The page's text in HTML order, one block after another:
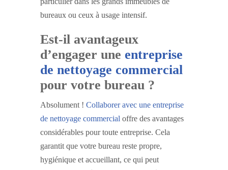
bureaux ou ceux à usage intensif.
Est-il avantageux
d’engager une entreprise
de nettoyage commercial
pour votre bureau ?
Absolument ! Collaborer avec une entreprise
de nettoyage commercial offre des avantages
considérables pour toute entreprise. Cela
garantit que votre bureau reste propre,
hygiénique et accueillant, ce qui peut